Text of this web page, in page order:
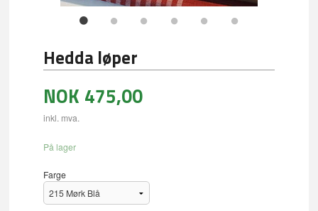
Hedda løper
NOK 475,00
inkl. mva.
På lager
Farge